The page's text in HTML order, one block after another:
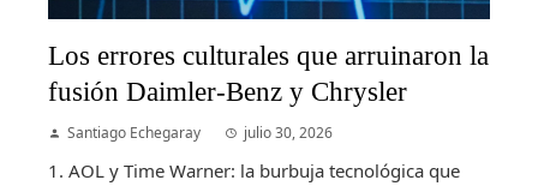
Los errores culturales que arruinaron la
fusión Daimler-Benz y Chrysler
Santiago Echegaray julio 30, 2026
1. AOL y Time Warner: la burbuja tecnológica que